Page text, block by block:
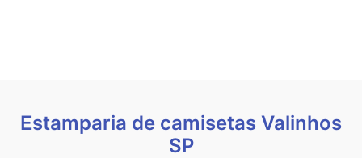
Estamparia de camisetas Valinhos
SP